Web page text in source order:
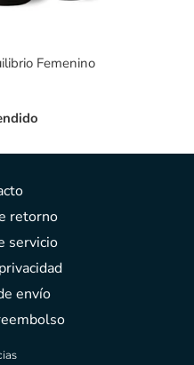
Femenino
retorno
servicio
envío